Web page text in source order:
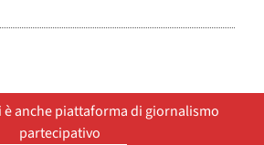
è anche piattaforma di giornalismo
partecipativo